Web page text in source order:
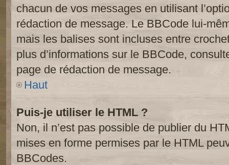
chacun de vos messages en utilisant
rédaction de message. Le BBCode lui-
mais les balises sont incluses entre
plus d’informations sur le BBCode,
page de rédaction de message.
Haut
Puis-je utiliser le HTML ?
Non, il n’est pas possible de publier du
mises en forme permises par le HTML
BBCodes.